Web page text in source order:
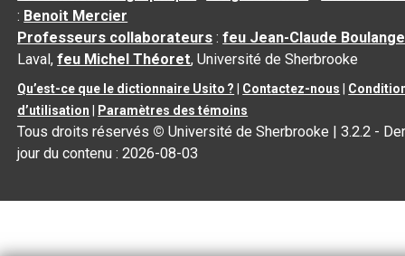
: Benoit Mercier
Professeurs collaborateurs :feu Jean-Claude
Laval,feu Michel Théoret, Université de Sherbrooke
Qu’est-ce que le dictionnaire Usito ? Contactez-nous
d’utilisation
Paramètres des témoins
Tous droits réservés © Université de Sherbrooke |3.2.2 -
jour du contenu :2026-08-03